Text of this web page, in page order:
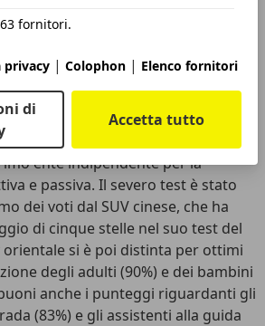
fornitori.
privacy | Colophon | Elenco fornitori
di
Accetta tutto
per l’angolo cieco, la frenata
dei segnali stradali, il sistema
e, tra le dotazioni di pregio che
guida, ci sono i sedili anteriori e
della sua vettura, BYD ha
U nei classici
ente indipendente per la
e passiva. Il severo test è stato
dei voti dal SUV cinese, che ha
di cinque stelle nel suo test del
orientale si è poi distinta per ottimi
degli adulti (90%) e dei bambini
anche i punteggi riguardanti gli
(83%) e gli assistenti alla guida